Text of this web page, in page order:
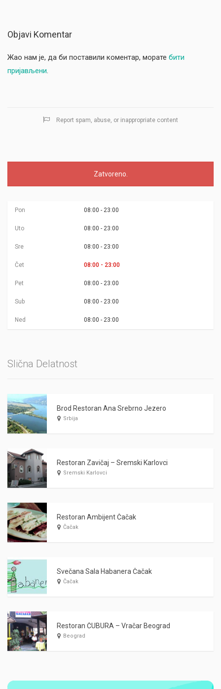
Objavi Komentar
Жао нам је, да би поставили коментар, морате бити
пријављени.
Report spam, abuse, or inappropriate content
Zatvoreno.
Pon 08:00 - 23:00
Uto 08:00 - 23:00
Sre 08:00 - 23:00
Čet 08:00 - 23:00
Pet 08:00 - 23:00
Sub 08:00 - 23:00
Ned 08:00 - 23:00
Slična Delatnost
Brod Restoran Ana Srebrno Jezero
Srbija
Restoran Zavičaj – Sremski Karlovci
Sremski Karlovci
Restoran Ambijent Čačak
Čačak
Svečana Sala Habanera Čačak
Čačak
Restoran ČUBURA – Vračar Beograd
Beograd